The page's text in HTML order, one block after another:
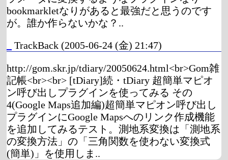
bookmarkletなりがあると最強だと思うのです
が。誰か作らないかな？..
TrackBack (2005-06-24 (金) 21:47)
http://gom.skr.jp/tdiary/20050624.html<br>Gom雑
記帳<br><br> [tDiary]続・tDiary 超簡単マピオ
ン呼び出しプラグインを使ってみる その
4(Google Maps追加編)超簡単マピオン呼び出し
プラグインにGoogle Mapsへのリンク作成機能
を追加してみるテスト。測地系変換は「測地系
の変換方法」の「三角関数を使わない変換式
(簡単)」を使用しま..